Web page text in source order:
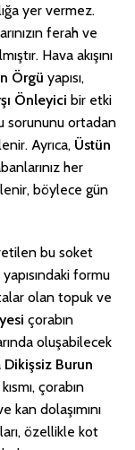
yer vermez.
ferah ve
Hava akışını
Örgü yapısı,
Önleyici bir etki
sorununu ortadan
Ayrıca, Üstün
her
böylece gün
bu soket
formu
olan topuk ve
çorabın
oluşabilecek
Dikişsiz Burun
kısmı, çorabın
kan dolaşımını
özellikle kot